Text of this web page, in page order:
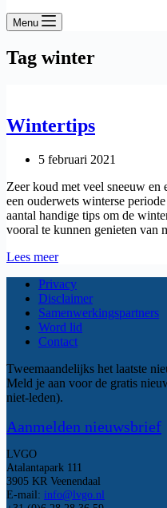
Menu
Tag winter
Wintertips
5 februari 2021
Zeer koud met veel sneeuw en
een ouderwets winterse
aantal handige tips om de
vooral te kunnen genieten van
Lees meerWintertips
Privacy
Disclaimer
Samenwerkingspartners
Word lid
Contact
Tweemaandelijks het laatste
Meld je aan voor de gratis
niet-leden).
Aanmelden nieuwsbrief
LVGO
Atalantapark 111
3905 KR Veenendaal
E-mail: info@lvgo.nl